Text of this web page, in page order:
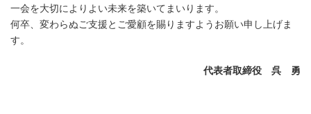
一会を大切によりよい未来を築いてまいります。
何卒、変わらぬご支援とご愛顧を賜りますようお願い申し上げま
す。
代表者取締役 呉 勇